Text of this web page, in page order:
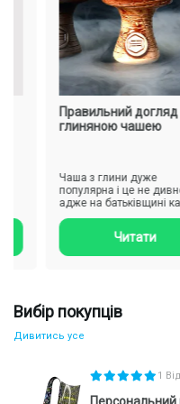
Переваги покупки
Захист здоров'я та
Сумісність з
Широкий вибір
Багаторазове
Простота очищення
Кому варто купити
Правильний догляд за
глиняною чашею
Чаша з глини дуже
популярна і це не дивно,
адже на батьківщині
використовують її. У ній
тютю..
Читати
Вибір покупців
Дивитись усе
1